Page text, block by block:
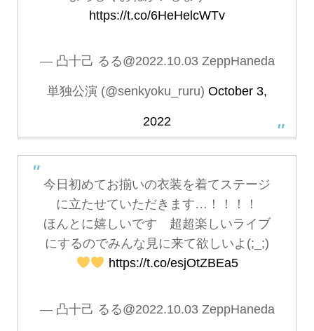
https://t.co/6HeHelcWTv
— 凸十己 るる@2022.10.03 ZeppHaneda
単独公演 (@senkyoku_ruru) October 3,
2022
今日初めてお揃いの衣装を着てステージ
に立たせていただきます…！！！！
ほんとに嬉しいです 超超楽しいライブ
にするのでみんな見に来て欲しいよ(;_;)
https://t.co/esjOtZBEa5
— 凸十己 るる@2022.10.03 ZeppHaneda